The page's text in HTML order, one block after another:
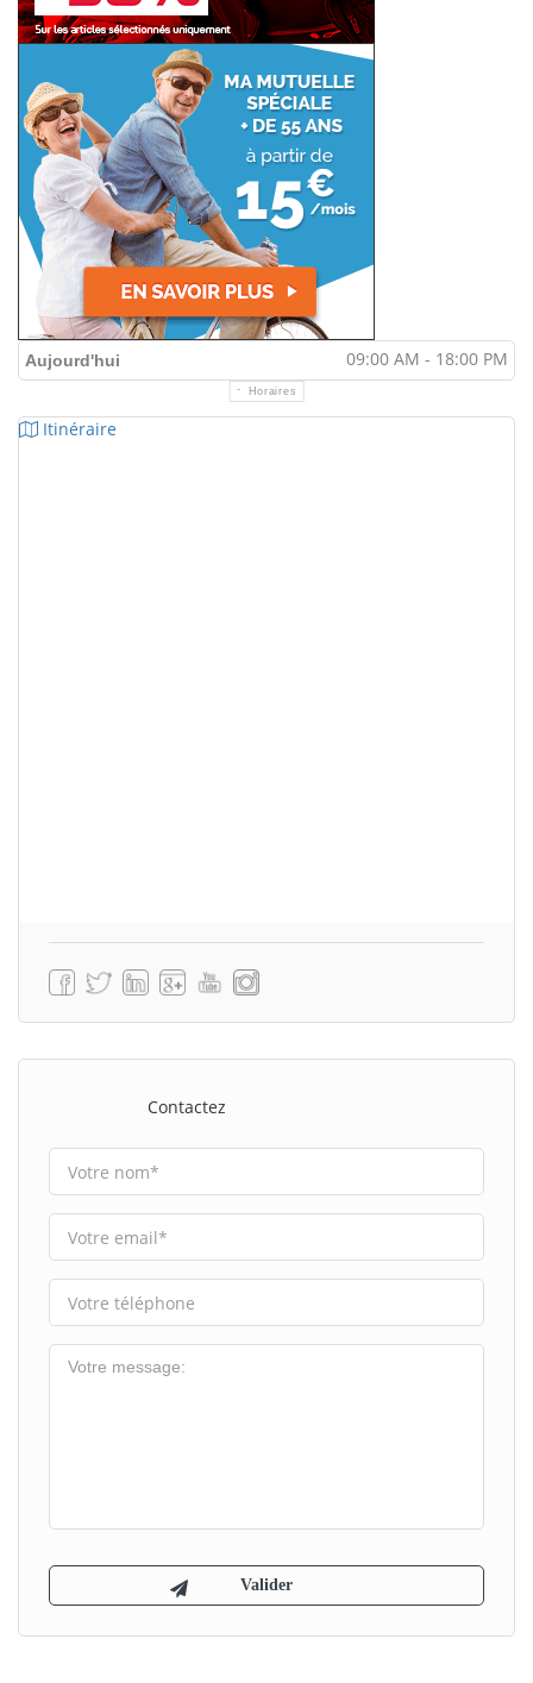
Aujourd'hui 09:00 AM - 18:00 PM
Horaires
Itinéraire
Contactez